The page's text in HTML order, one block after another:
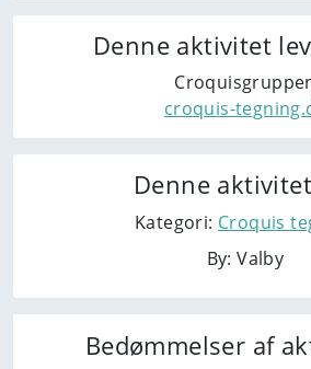
Denne aktivitet
croquis-
Denne
Kategori: Croquis
By: Valby
Bedømmelser af